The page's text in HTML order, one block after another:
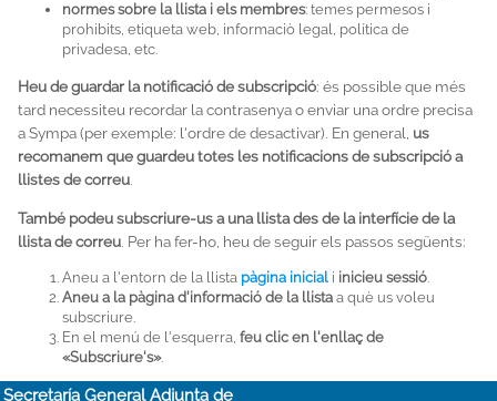
normes sobre la llista i els membres: temes permesos i
prohibits, etiqueta web, informaciò legal, política de
privadesa, etc.
Heu de guardar la notificació de subscripció: és possible que més
tard necessiteu recordar la contrasenya o enviar una ordre precisa
a Sympa (per exemple: l'ordre de desactivar). En general, us
recomanem que guardeu totes les notificacions de subscripció a
llistes de correu
També podeu subscriure-us a una llista des de la interfície de la
llista de correu . Per ha fer-ho, heu de seguir els passos següents:
Aneu a l'entorn de la llista pàgina inicial i inicieu sessió.
Aneu a la pàgina d'informació de la llista a què us voleu
subscriure.
En el menú de l'esquerra, feu clic en l'enllaç de
«Subscriure's».
Secretaría General Adjunta de